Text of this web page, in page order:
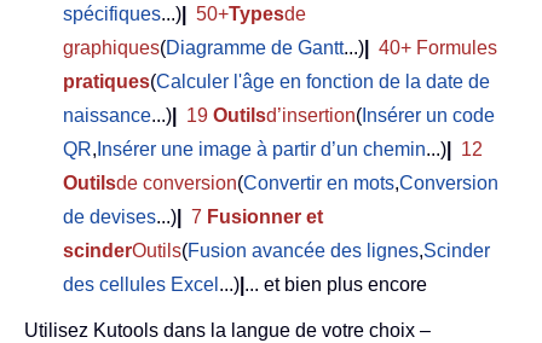
spécifiques...) 50+Typesde
graphiques(Diagramme de Gantt...)
40+ Formules
pratiques(Calculer l'âge en fonction de la date de
naissance...) 19 Outilsd’insertion( Insérer un code
QR, Insérer une image à partir d’un chemin...)
12
Outilsde conversion(Convertir en mots,Conversion
de devises...) 7 Fusionner et
scinderOutils(Fusion avancée des lignes,Scinder
des cellules Excel ...) ... et bien plus encore
Utilisez Kutools dans la langue de votre choix –